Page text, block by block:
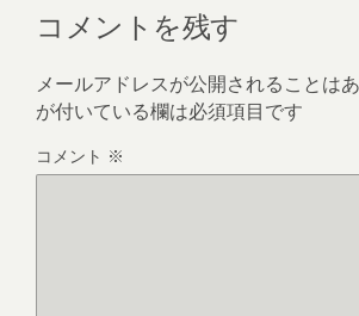
コメントを残す
メールアドレスが公開されることはあ
が付いている欄は必須項目です
コメント ※